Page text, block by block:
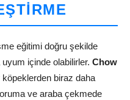
eğitimi doğru şekilde
içinde olabilirler. Chow
biraz daha
ve araba çekmede